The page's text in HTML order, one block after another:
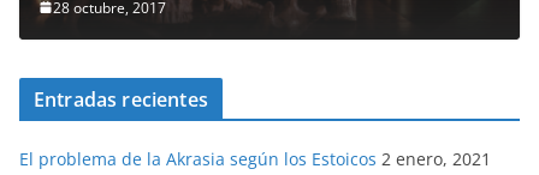
28 octubre, 2017
Entradas recientes
El problema de la Akrasia según los Estoicos 2 enero, 2021